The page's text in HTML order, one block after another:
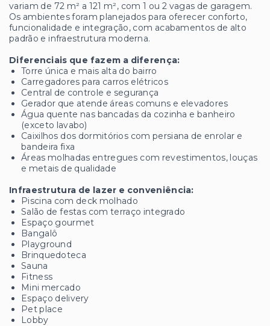
variam de 72 m² a 121 m², com 1 ou 2 vagas de garagem.
Os ambientes foram planejados para oferecer conforto,
funcionalidade e integração, com acabamentos de alto
padrão e infraestrutura moderna.
Diferenciais que fazem a diferença:
Torre única e mais alta do bairro
Carregadores para carros elétricos
Central de controle e segurança
Gerador que atende áreas comuns e elevadores
Água quente nas bancadas da cozinha e banheiro
(exceto lavabo)
Caixilhos dos dormitórios com persiana de enrolar e
bandeira fixa
Áreas molhadas entregues com revestimentos, louças
e metais de qualidade
Infraestrutura de lazer e conveniência:
Piscina com deck molhado
Salão de festas com terraço integrado
Espaço gourmet
Bangalô
Playground
Brinquedoteca
Sauna
Fitness
Mini mercado
Espaço delivery
Pet place
Lobby